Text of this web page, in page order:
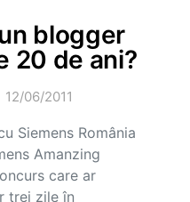
blogger
20 de ani?
12/06/2011
Siemens România
Amanzing
care ar
trei zile în